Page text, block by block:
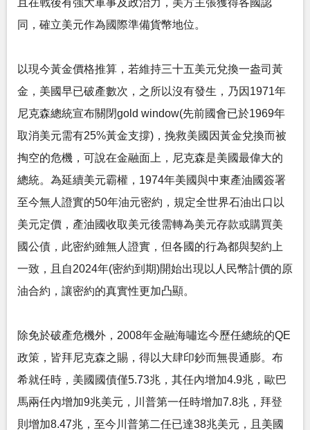
且在戰後有強大軍事及政治力，美方主張獲得各國認
同，確立美元作為國際準備貨幣地位。
以現今黃金價格推算，若維持三十五美元兌換一盎司黃
金，美國早已破產數次，之所以沒有發生，乃因1971年
尼克森總統宣布關閉gold window(先前國會已於1969年
取消美元需有25%黃金支撐)，挽救美國因黃金兌換而被
掏空的危機，可說在金融面上，尼克森是美國最偉大的
總統。為延續美元霸權，1974年美國與中東產油國簽署
至今無人證實的50年油元密約，規定全世界石油出口以
美元定價，產油國收取美元後需轉為美元存款或購買美
國公債，此密約雖無人證實，但各國的行為都與契約上
一致，且自2024年(密約到期)開始出現以人民幣計價的原
油合約，讓密約的真實性更加凸顯。
除免於破產危機外，2008年金融海嘯迄今歷任總統的QE
政策，皆拜尼克森之賜，得以大肆印鈔而無畏通膨。布
希就任時，美國國債僅5.73兆，其任內增加4.9兆，歐巴
馬兩任內增加9兆美元，川普第一任時增加7.8兆，拜登
則增加8.47兆，至今川普第二任已達38兆美元，且美國